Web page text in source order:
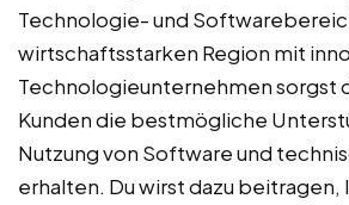
Technologie- und
wirtschaftsstarken Region mit
Technologieunternehmen sorgst
Kunden die bestmögliche
Nutzung von Software und
erhalten. Du wirst dazu